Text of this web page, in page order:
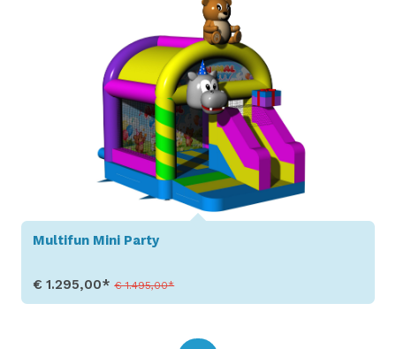
Multifun Mini Party
€ 1.295,00*€ 1.495,00*
Toon details